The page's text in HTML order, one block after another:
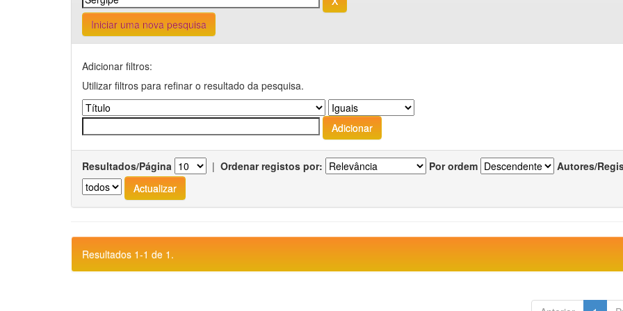
Iniciar uma nova pesquisa
Adicionar filtros:
Utilizar filtros para refinar o resultado da pesquisa.
Resultados/Página | Ordenar registos por: Por ordem Autores/
Resultados 1-1 de 1.